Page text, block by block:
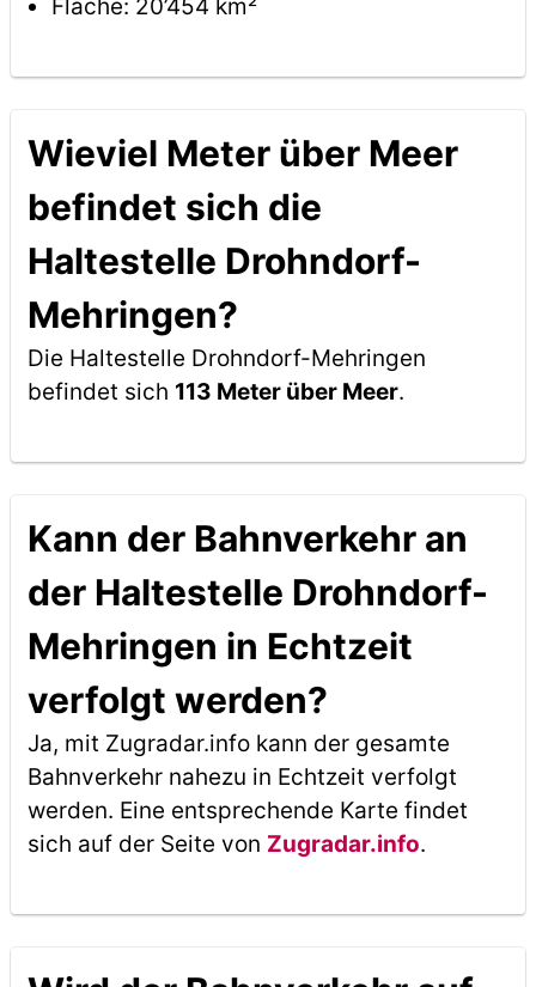
Fläche: 20’454 km²
Wieviel Meter über Meer
befindet sich die
Haltestelle Drohndorf-
Mehringen?
Die Haltestelle Drohndorf-Mehringen
befindet sich 113 Meter über Meer.
Kann der Bahnverkehr an
der Haltestelle Drohndorf-
Mehringen in Echtzeit
verfolgt werden?
Ja, mit Zugradar.info kann der gesamte
Bahnverkehr nahezu in Echtzeit verfolgt
werden. Eine entsprechende Karte findet
sich auf der Seite von Zugradar.info.